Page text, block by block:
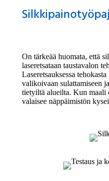
On tärkeää huomata, että
laseretsataan taustavalon
Laseretsauksessa
valikoivaan sulattamiseen
tietyiltä alueilta. Kun maali
valaisee näppäimistön